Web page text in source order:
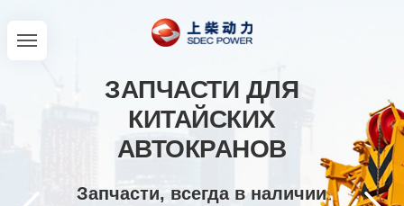
ЗАПЧАСТИ ДЛЯ
КИТАЙСКИХ
АВТОКРАНОВ
Запчасти, всегда в наличии